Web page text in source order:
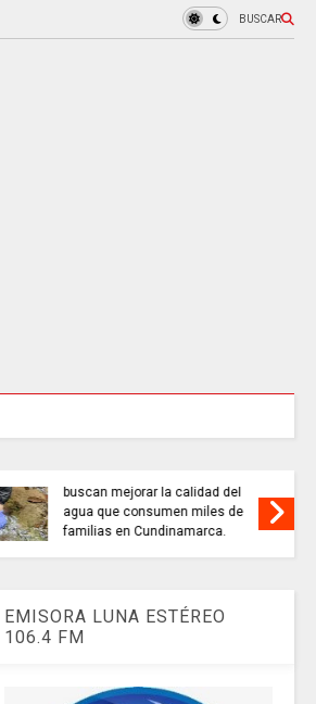
BUSCAR
buscan mejorar la calidad del
agua que consumen miles de
familias en Cundinamarca.
EMISORA LUNA ESTÉREO
106.4 FM